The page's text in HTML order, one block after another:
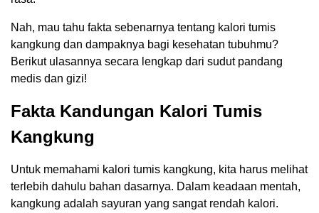
Nah, mau tahu fakta sebenarnya tentang kalori tumis
kangkung dan dampaknya bagi kesehatan tubuhmu?
Berikut ulasannya secara lengkap dari sudut pandang
medis dan gizi!
Fakta Kandungan Kalori Tumis
Kangkung
Untuk memahami kalori tumis kangkung, kita harus melihat
terlebih dahulu bahan dasarnya. Dalam keadaan mentah,
kangkung adalah sayuran yang sangat rendah kalori.